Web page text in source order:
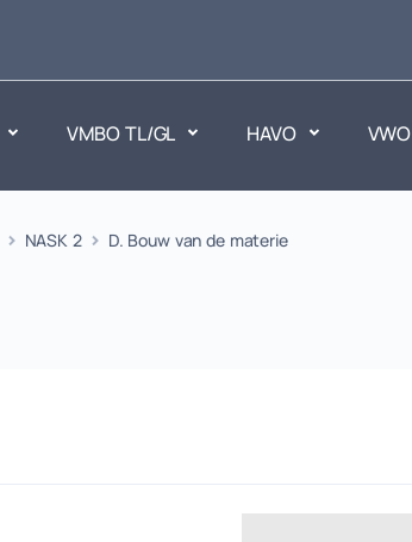
VMBO TL/GL HAVO VWO
Maatschappijvakken
NASK 2 D. Bouw van de materie